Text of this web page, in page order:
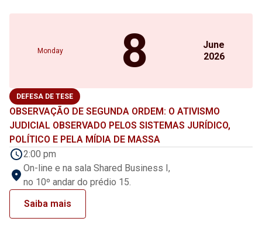
Monday 8
June
2026
DEFESA DE TESE
OBSERVAÇÃO DE SEGUNDA ORDEM: O ATIVISMO
JUDICIAL OBSERVADO PELOS SISTEMAS JURÍDICO,
POLÍTICO E PELA MÍDIA DE MASSA
2:00 pm
On-line e na sala Shared Business I,
no 10º andar do prédio 15.
Saiba mais